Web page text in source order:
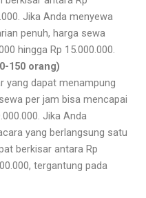
Jika Anda menyewa
penuh, harga sewa
hingga Rp 15.000.000.
150 orang)
yang dapat menampung
per jam bisa mencapai
Jika Anda
yang berlangsung satu
berkisar antara Rp
tergantung pada